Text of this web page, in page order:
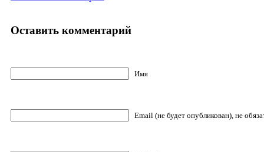
Оставить комментарий
Имя
Email (не будет опубликован), не